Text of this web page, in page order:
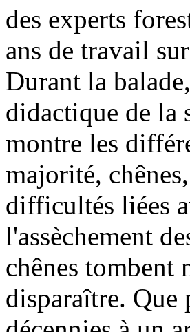
des experts
ans de travail
Durant la
didactique de la
montre les
majorité,
difficultés liées
l'assèchement
chênes tombent
disparaître.